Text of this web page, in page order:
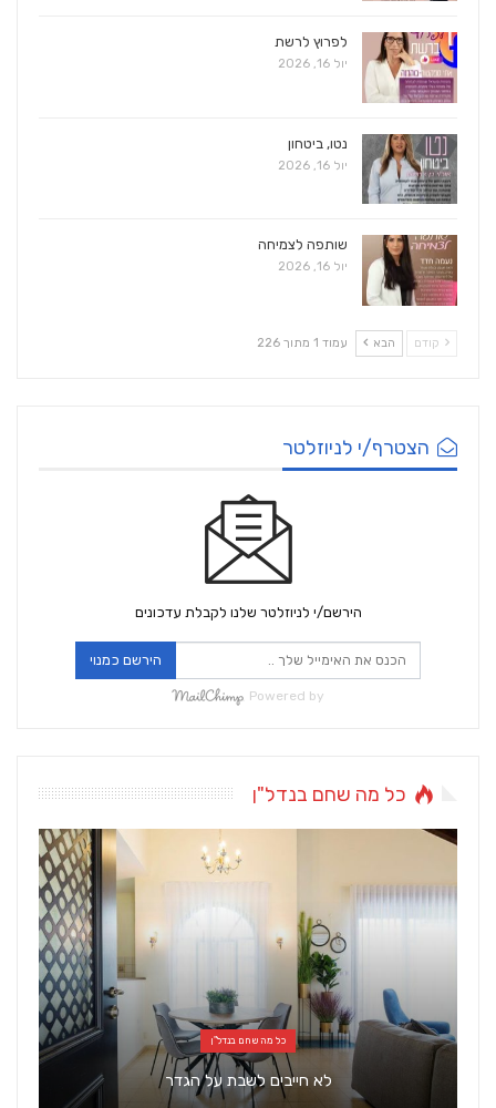
לפרוץ לרשת
יול 16, 2026
נטו, ביטחון
יול 16, 2026
שותפה לצמיחה
יול 16, 2026
קודם הבא עמוד 1 מתוך 226
הצטרף/י לניוזלטר
הירשם/י לניוזלטר שלנו לקבלת עדכונים
הירשם כמנוי
Powered by
כל מה שחם בנדל"ן
כל מה שחם בנדל"ן
לא חייבים לשבת על הגדר